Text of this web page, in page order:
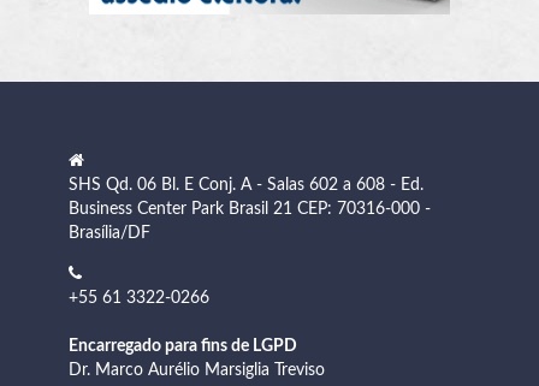
SHS Qd. 06 Bl. E Conj. A - Salas 602 a 608 - Ed.
Business Center Park Brasil 21 CEP: 70316-000 -
Brasília/DF
+55 61 3322-0266
Encarregado para fins de LGPD
Dr. Marco Aurélio Marsiglia Treviso